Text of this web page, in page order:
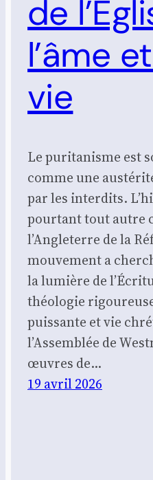
de
l’âme
vie
Le puritanisme est
comme une
par les interdits.
pourtant tout autre
l’Angleterre de la
mouvement a
la lumière de
théologie
puissante et vie
l’Assemblée de
œuvres de…
19 avril 2026